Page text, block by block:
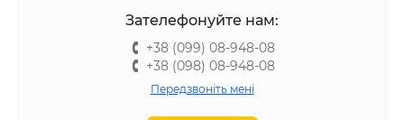
Зателефонуйте нам:
+38 (099) 08-948-08
+38 (098) 08-948-08
Передзвоніть мені